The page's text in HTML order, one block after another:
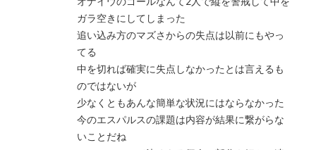
ガラ空きにしてしまった
追い込み方のマズさからの失点は以前にもやっ
てる
中を切れば確実に失点しなかったとは言えるも
のではないが
少なくともあんな簡単な状況にはならなかった
今のエスパルスの課題は内容が結果に繋がらな
いことだね